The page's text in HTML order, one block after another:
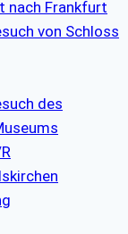
nach Frankfurt
von Schloss
des